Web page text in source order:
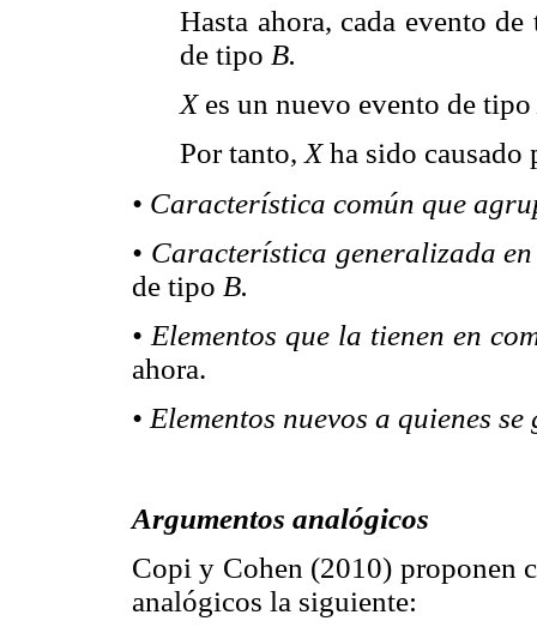
Hasta ahora, cada evento
de tipo B.
Xes un nuevo evento de tipo
Por tanto, Xha sido causado
• Característica común que
• Característica generalizada
de tipo B.
• Elementos que la tienen en
ahora.
• Elementos nuevos a quienes
Argumentos analógicos
Copi y Cohen (2010) proponen
analógicos la siguiente: